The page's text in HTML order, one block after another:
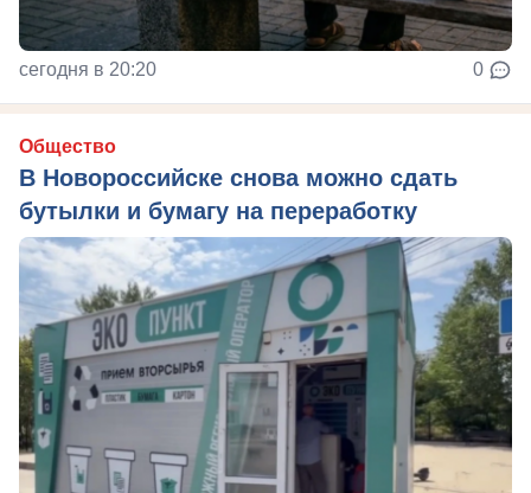
сегодня в 20:20 0
Общество
В Новороссийске снова можно сдать
бутылки и бумагу на переработку